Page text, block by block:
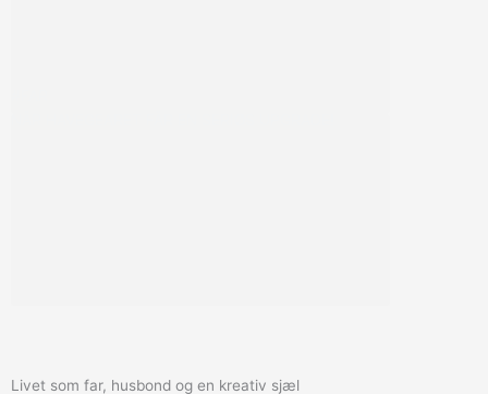
Livet som far, husbond og en kreativ sjæl